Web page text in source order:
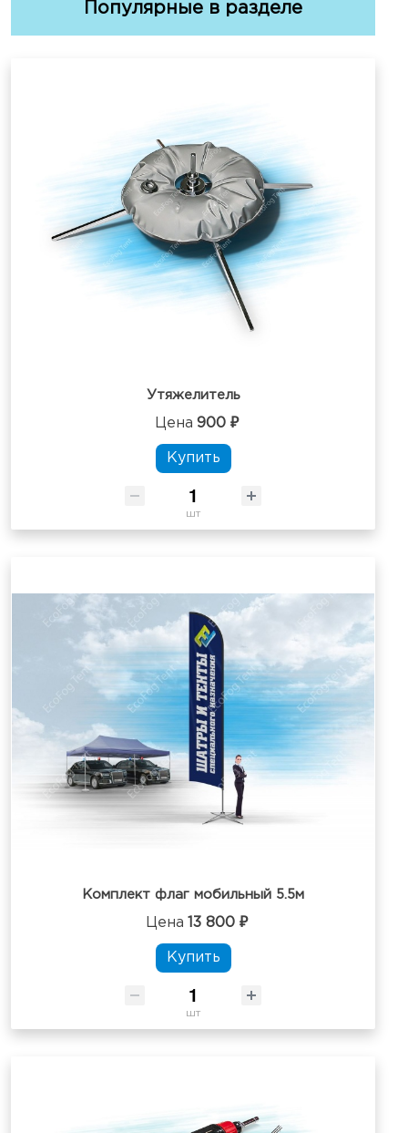
Популярные в разделе
Утяжелитель
Цена 900 ₽
Купить
шт
Комплект флаг мобильный 5.5м
Цена 13 800 ₽
Купить
шт